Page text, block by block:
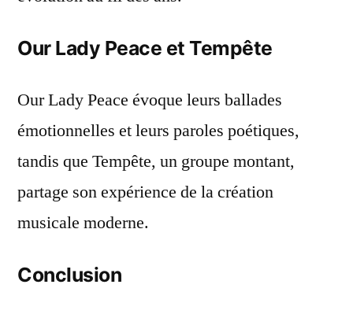
Our Lady Peace et Tempête
Our Lady Peace évoque leurs ballades
émotionnelles et leurs paroles poétiques,
tandis que Tempête, un groupe montant,
partage son expérience de la création
musicale moderne.
Conclusion